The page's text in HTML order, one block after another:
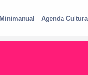
Minimanual Agenda Cultural